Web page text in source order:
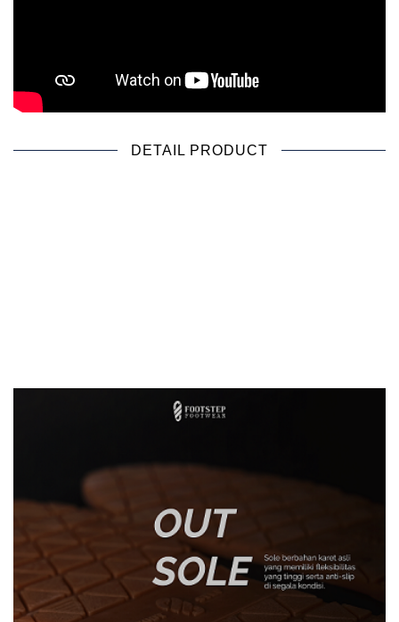
DETAIL PRODUCT